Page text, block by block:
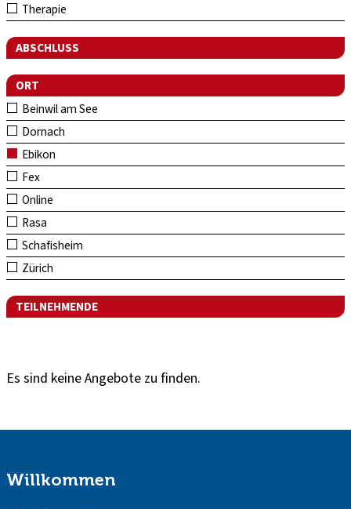
Therapie
ABSCHLUSS
ORT
Beinwil am See
Dornach
Ebikon
Fex
Online
Rasa
Schafisheim
Zürich
TEILNEHMENDE
Es sind keine Angebote zu finden.
Willkommen